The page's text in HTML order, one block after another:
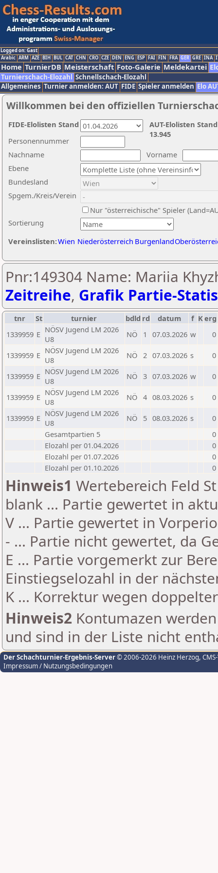
Logged on: Gast
Arabic ARM AZE BIH BUL CAT CHN CRO CZE DEN ENG ESP FAI FIN FRA GER GRE INA
Home TurnierDB Meisterschaft Foto-Galerie Meldekartei
Turnierschach-Elozahl Schnellschach-Elozahl
Allgemeines Turnier anmelden: AUT FIDE Spieler anmelden Elo
Willkommen bei den offiziellen
Nachname
Vorname
Ebene
Sortierung
Personennummer
Bundesland
Spgem./Kreis/Verein
Nur "österreichische" Spieler
Vereinslisten:Wien Niederösterreich Burgenland
AUT-Elolisten
13.945
FIDE-Elolisten Stand
Pnr:149304 Name: Mariia
Zeitreihe, Grafik Partie-
tnr St turnier bdld rd datum f Kerg
1339959 E NÖSV Jugend LM 2026
U8
NÖ 1 07.03.2026 w 0
1339959 E NÖSV Jugend LM 2026
U8
NÖ 2 07.03.2026 s 0
1339959 E NÖSV Jugend LM 2026
U8
NÖ 3 07.03.2026 w 0
1339959 E NÖSV Jugend LM 2026
U8
NÖ 4 08.03.2026 s 0
1339959 E NÖSV Jugend LM 2026
U8
NÖ 5 08.03.2026 s
0
Gesamtpartien 5
0
Elozahl per 01.04.2026
0
Elozahl per 01.07.2026
0
Elozahl per 01.10.2026
0
Hinweis1 Wertebereich Feld
blank ... Partie gewertet in
V ... Partie gewertet in
- ... Partie nicht gewertet, da
E ... Partie vorgemerkt zur
Einstiegselozahl in der
K ... Korrektur wegen
Hinweis2 Kontumazen
und sind in der Liste nicht
Der Schachturnier-Ergebnis-Server© 2006-2026 Heinz Herzog,
Impressum / Nutzungsbedingungen